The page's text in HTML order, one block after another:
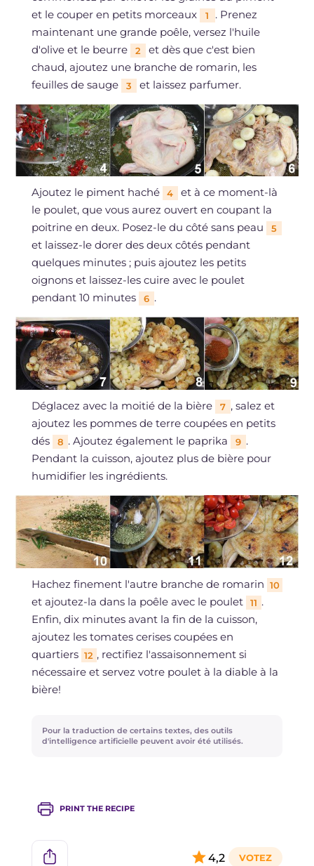
et le couper en petits morceaux
1
. Prenez
maintenant une grande poêle, versez l'huile
d'olive et le beurre
2
et dès que c'est bien
chaud, ajoutez une branche de romarin, les
feuilles de sauge
3 et laissez parfumer.
Ajoutez le piment haché 4
et à ce moment-là
le poulet, que vous aurez ouvert en coupant la
poitrine en deux. Posez-le du côté sans peau
5
et laissez-le dorer des deux côtés pendant
quelques minutes ; puis ajoutez les petits
oignons et laissez-les cuire avec le poulet
pendant 10 minutes
6 .
Déglacez avec la moitié de la bière 7 , salez et
ajoutez les pommes de terre coupées en petits
dés
8 . Ajoutez également le paprika 9 .
Pendant la cuisson, ajoutez plus de bière pour
humidifier les ingrédients.
Hachez finement l'autre branche de romarin 10
et ajoutez-la dans la poêle avec le poulet 11 .
Enfin, dix minutes avant la fin de la cuisson,
ajoutez les tomates cerises coupées en
quartiers 12 , rectifiez l'assaisonnement si
nécessaire et servez votre poulet à la diable à la
bière!
Pour la traduction de certains textes, des outils
d'intelligence artificielle peuvent avoir été utilisés.
PRINT THE RECIPE
4,2